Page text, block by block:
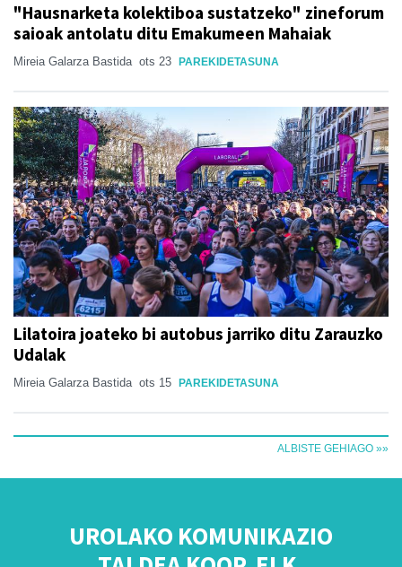
"Hausnarketa kolektiboa sustatzeko" zineforum
saioak antolatu ditu Emakumeen Mahaiak
Mireia Galarza Bastida ots 23 PAREKIDETASUNA
Lilatoira joateko bi autobus jarriko ditu Zarauzko
Udalak
Mireia Galarza Bastida ots 15 PAREKIDETASUNA
ALBISTE GEHIAGO »»
UROLAKO KOMUNIKAZIO